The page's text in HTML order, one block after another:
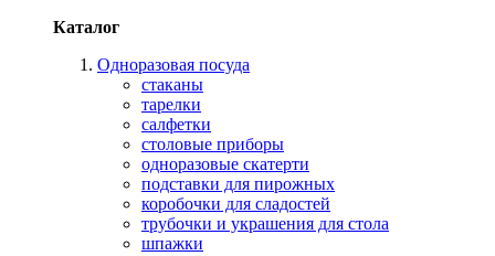
Каталог
Одноразовая посуда
стаканы
тарелки
салфетки
столовые приборы
одноразовые скатерти
подставки для пирожных
коробочки для сладостей
трубочки и украшения для стола
шпажки